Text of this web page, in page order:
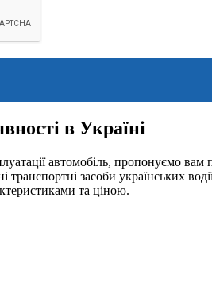
в Україні
автомобіль, пропонуємо вам
транспортні засоби українських
та ціною.